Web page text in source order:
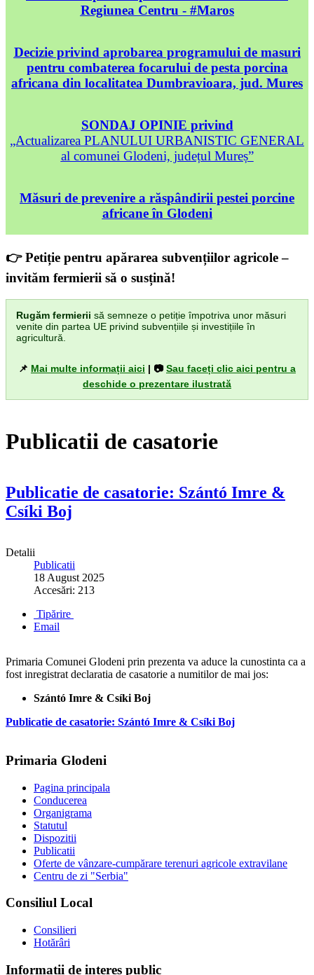
Regiunea Centru - #Maros
Decizie privind aprobarea programului de masuri
pentru combaterea focarului de pesta porcina
africana din localitatea Dumbravioara, jud. Mures
SONDAJ OPINIE privind
„Actualizarea PLANULUI URBANISTIC GENERAL
al comunei Glodeni, județul Mureș”
Măsuri de prevenire a răspândirii pestei porcine
africane în Glodeni
👉 Petiție pentru apărarea subvențiilor agricole –
invităm fermierii să o susțină!
Rugăm fermierii să semneze o petiție împotriva unor măsuri
venite din partea UE privind subvențiile și investițiile în
agricultură.
📌 Mai multe informații aici | 📷Sau faceți clic aici pentru a
deschide o prezentare ilustrată
Publicatii de casatorie
Publicatie de casatorie: Szántó Imre &
Csíki Boj
Detalii
Publicatii
18 August 2025
Accesări: 213
Tipărire
Email
Primaria Comunei Glodeni prin prezenta va aduce la cunostinta ca a
fost inregistrat declaratia de casatorie a numitilor de mai jos:
Szántó Imre & Csíki Boj
Publicatie de casatorie: Szántó Imre & Csíki Boj
Primaria Glodeni
Pagina principala
Conducerea
Organigrama
Statutul
Dispozitii
Publicatii
Oferte de vânzare-cumpărare terenuri agricole extravilane
Centru de zi "Serbia"
Consiliul Local
Consilieri
Hotărâri
Informații de interes public